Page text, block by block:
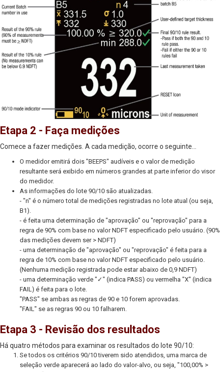
Etapa 2 - Faça medições
Comece a fazer medições. A cada medição, ocorre o seguinte...
O medidor emitirá dois "BEEPS" audíveis e o valor de medição
resultante será exibido em números grandes at parte inferior do visor
do medidor.
As informações do lote 90/10 são atualizadas.
- "n" é o número total de medições registradas no lote atual (ou seja,
B1).
- é feita uma determinação de "aprovação" ou "reprovação" para a
regra de 90% com base no valor NDFT especificado pelo usuário. (90%
das medições devem ser > NDFT)
- uma determinação de "aprovação" ou "reprovação" é feita para a
regra de 10% com base no valor NDFT especificado pelo usuário.
(Nenhuma medição registrada pode estar abaixo de 0,9 NDFT)
- uma determinação verde "✓" (indica PASS) ou vermelha "X" (indica
FAIL) é feita para o lote.
"PASS" se ambas as regras de 90 e 10 forem aprovadas.
"FAIL" se as regras 90 ou 10 falharem.
Etapa 3 - Revisão dos resultados
Há quatro métodos para examinar os resultados do lote 90/10:
Se todos os critérios 90/10 tiverem sido atendidos, uma marca de
seleção verde aparecerá ao lado do valor-alvo, ou seja, "100,00% >